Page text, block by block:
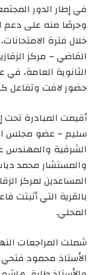
في إطار الدور
وحرصًا منه على دعم
خلال فترة
القاضي – مركز
الثانوية العامة،
حضور لافت وتفاعل
أقيمت المبادرة
سليم – عضو مجلس
الشرقية والمهندس
والمستشار محمد
المساعدين لمركز
بالقرية التي
المحلي.
شملت المراجعات
الأستاذ محمود